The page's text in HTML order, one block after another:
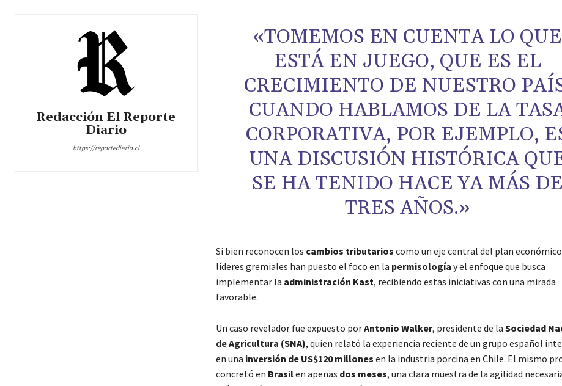
Redacción El Reporte
Diario
https://reportediario.cl
«TOMEMOS EN CUENTA LO QUE
ESTÁ EN JUEGO, QUE ES EL
CRECIMIENTO DE NUESTRO
CUANDO HABLAMOS DE LA
CORPORATIVA, POR EJEMPLO,
UNA DISCUSIÓN HISTÓRICA
SE HA TENIDO HACE YA MÁS DE
TRES AÑOS.»
Si bien reconocen los cambios tributarios como un eje central del plan
líderes gremiales han puesto el foco en la permisología y el enfoque que busca
implementar la administración Kast, recibiendo estas iniciativas con una mirada
favorable.
Un caso revelador fue expuesto porAntonio Walker, presidente de la Sociedad
de Agricultura (SNA), quien relató la experiencia reciente de un grupo español
en una inversión de US$120 millones en la industria porcina en Chile. El mismo
concretó en Brasilen apenas dos meses, una clara muestra de la agilidad